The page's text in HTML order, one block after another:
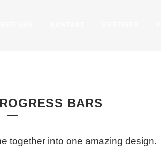
BARS
together into one amazing design.